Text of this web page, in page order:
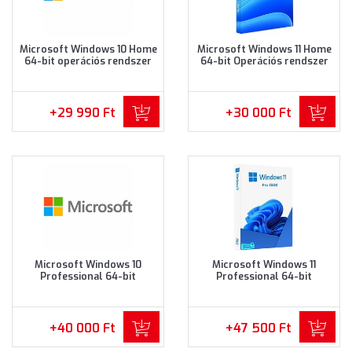
Microsoft Windows 10 Home
64-bit operációs rendszer
+29 990 Ft
Microsoft Windows 11 Home
64-bit Operációs rendszer
+30 000 Ft
Microsoft Windows 10
Professional 64-bit
+40 000 Ft
Microsoft Windows 11
Professional 64-bit
+47 500 Ft